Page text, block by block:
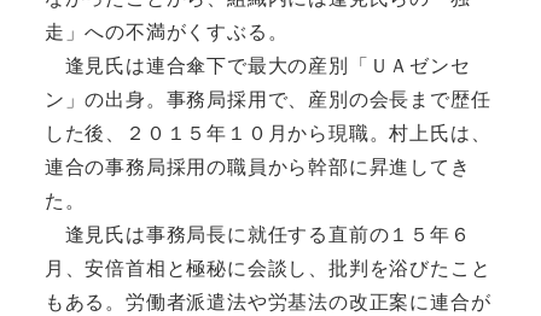
走」への不満がくすぶる。
逢見氏は連合傘下で最大の産別「ＵＡゼンセ
ン」の出身。事務局採用で、産別の会長まで歴任
した後、２０１５年１０月から現職。村上氏は、
連合の事務局採用の職員から幹部に昇進してき
た。
逢見氏は事務局長に就任する直前の１５年６
月、安倍首相と極秘に会談し、批判を浴びたこと
もある。労働者派遣法や労基法の改正案に連合が